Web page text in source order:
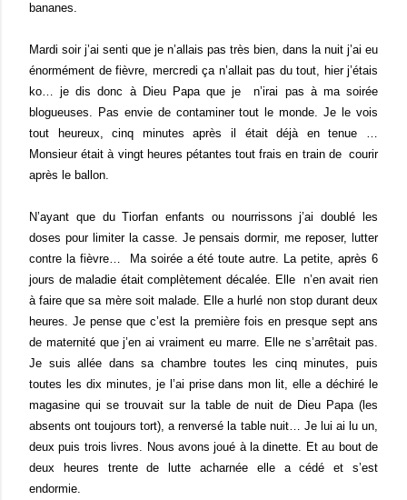
bananes.
Mardi soir j’ai senti que je n’allais pas très bien, dans la nuit j’ai eu
énormément de fièvre, mercredi ça n’allait pas du tout, hier j’étais
ko… je dis donc à Dieu Papa que je
n’irai pas à ma soirée
blogueuses. Pas envie de contaminer tout le monde. Je le vois
tout heureux, cinq minutes après il était déjà en tenue …
Monsieur était à vingt heures pétantes tout frais en train de courir
après le ballon.
N’ayant que du Tiorfan enfants ou nourrissons j’ai doublé les
doses pour limiter la casse. Je pensais dormir, me reposer, lutter
contre la fièvre…
Ma soirée a été toute autre. La petite, après 6
jours de maladie était complètement décalée. Elle n’en avait rien
à faire que sa mère soit malade. Elle a hurlé non stop durant deux
heures. Je pense que c’est la première fois en presque sept ans
de maternité que j’en ai vraiment eu marre. Elle ne s’arrêtait pas.
Je suis allée dans sa chambre toutes les cinq minutes, puis
toutes les dix minutes, je l’ai prise dans mon lit, elle a déchiré le
magasine qui se trouvait sur la table de nuit de Dieu Papa (les
absents ont toujours tort), a renversé la table nuit… Je lui ai lu un,
deux puis trois livres. Nous avons joué à la dinette. Et au bout de
deux heures trente de lutte acharnée elle a cédé et s’est
endormie.